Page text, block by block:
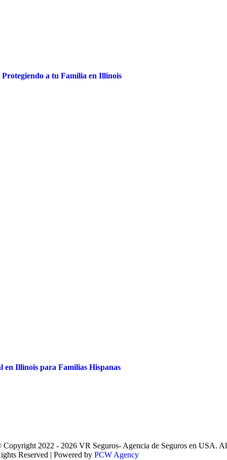
Protegiendo a tu Familia en Illinois
en Illinois para Familias Hispanas
Copyright 2022 - 2026 VR Seguros- Agencia de Seguros en USA.
Reserved | Powered byPCW Agency